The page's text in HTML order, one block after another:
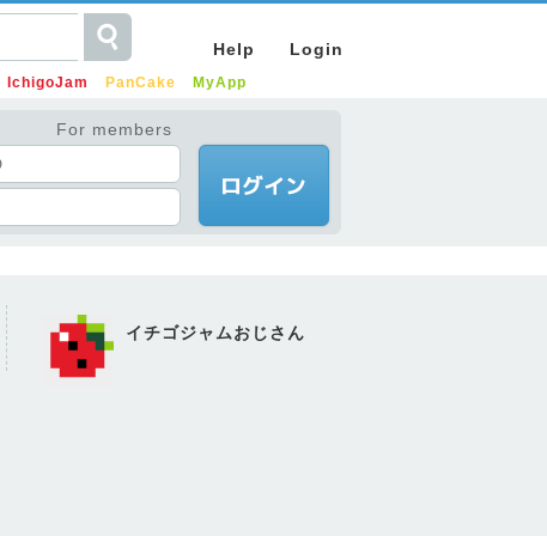
Help Login
IchigoJam PanCake MyApp
For members
イチゴジャムおじさん